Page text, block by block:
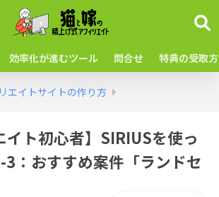
効率化が進むツール 問合せ 特典の受取
エイトサイトの作り方
イト初⼼者】SIRIUSを使っ
：おすすめ案件「ランドセ